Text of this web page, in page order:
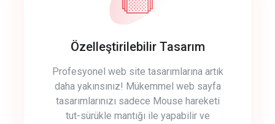
Özelleştirilebilir Tasarım
Profesyonel web site tasarımlarına artık
daha yakınsınız! Mükemmel web sayfa
tasarımlarınızı sadece Mouse hareketi
tut-sürükle mantığı ile yapabilir ve